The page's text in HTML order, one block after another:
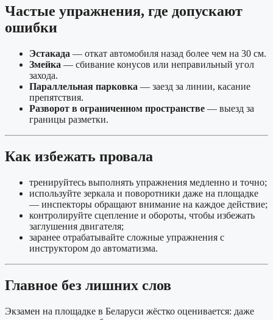
Частые упражнения, где допускают
ошибки
Эстакада — откат автомобиля назад более чем на 30 см.
Змейка — сбивание конусов или неправильный угол
захода.
Параллельная парковка — заезд за линии, касание
препятствия.
Разворот в ограниченном пространстве — выезд за
границы разметки.
Как избежать провала
тренируйтесь выполнять упражнения медленно и точно;
используйте зеркала и поворотники даже на площадке
— инспекторы обращают внимание на каждое действие;
контролируйте сцепление и обороты, чтобы избежать
заглушения двигателя;
заранее отрабатывайте сложные упражнения с
инструктором до автоматизма.
Главное без лишних слов
Экзамен на площадке в Беларуси жёстко оценивается: даже